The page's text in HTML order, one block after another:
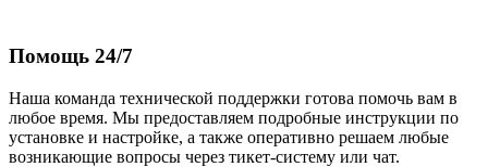
Помощь 24/7
Наша команда технической поддержки готова помочь вам в
любое время. Мы предоставляем подробные инструкции по
установке и настройке, а также оперативно решаем любые
возникающие вопросы через тикет-систему или чат.